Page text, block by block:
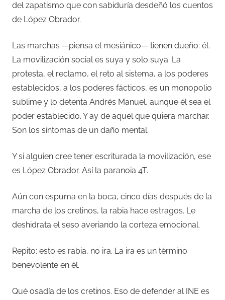
del zapatismo que con sabiduría desdeñó los cuentos
de López Obrador.
Las marchas —piensa el mesiánico— tienen dueño: él.
La movilización social es suya y solo suya. La
protesta, el reclamo, el reto al sistema, a los poderes
establecidos, a los poderes fácticos, es un monopolio
sublime y lo detenta Andrés Manuel, aunque él sea el
poder establecido. Y ay de aquel que quiera marchar.
Son los síntomas de un daño mental.
Y si alguien cree tener escriturada la movilización, ese
es López Obrador. Así la paranoia 4T.
Aún con espuma en la boca, cinco días después de la
marcha de los cretinos, la rabia hace estragos. Le
deshidrata el seso averiando la corteza emocional.
Repito: esto es rabia, no ira. La ira es un término
benevolente en él.
Qué osadía de los cretinos. Eso de defender al INE es